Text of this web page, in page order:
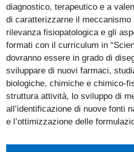
diagnostico, terapeutico e a
di caratterizzarne il meccanismo
rilevanza fisiopatologica e gli
formati con il curriculum in
dovranno essere in grado di
sviluppare di nuovi farmaci,
biologiche, chimiche e chimico-
struttura attività, lo sviluppo di
all’identificazione di nuove fonti
e l’ottimizzazione delle